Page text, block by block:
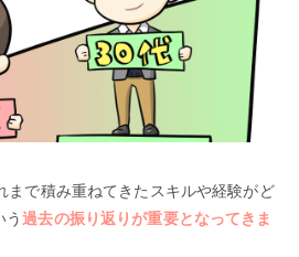
まで積み重ねてきたスキルや経験がど
う過去の振り返りが重要となってきま